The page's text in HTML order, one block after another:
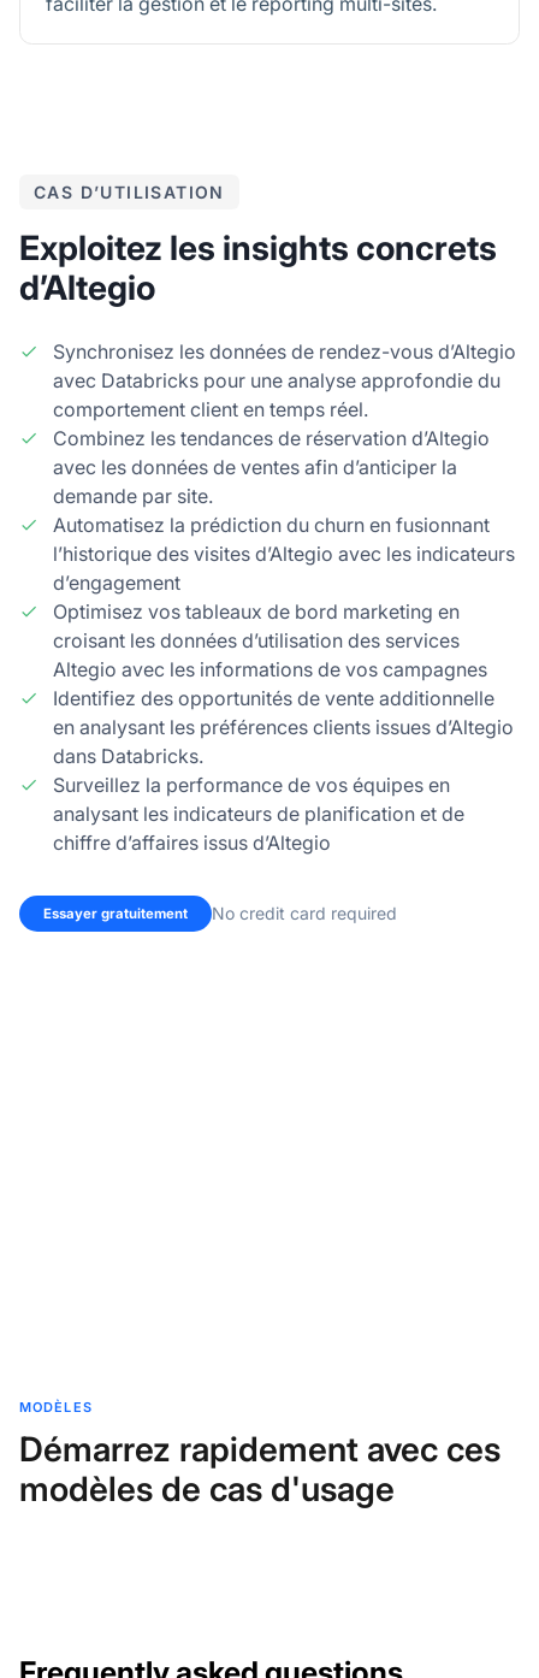
CAS D’UTILISATION
Exploitez les insights concrets
d’Altegio
Synchronisez les données de rendez-vous d’Altegio
avec Databricks pour une analyse approfondie du
comportement client en temps réel.
Combinez les tendances de réservation d’Altegio
avec les données de ventes afin d’anticiper la
demande par site.
Automatisez la prédiction du churn en fusionnant
l’historique des visites d’Altegio avec les indicateurs
d’engagement
Optimisez vos tableaux de bord marketing en
croisant les données d’utilisation des services
Altegio avec les informations de vos campagnes
Identifiez des opportunités de vente additionnelle
en analysant les préférences clients issues d’Altegio
dans Databricks.
Surveillez la performance de vos équipes en
analysant les indicateurs de planification et de
chiffre d’affaires issus d’Altegio
Essayer gratuitement No credit card required
MODÈLES
Démarrez rapidement avec ces
modèles de cas d'usage